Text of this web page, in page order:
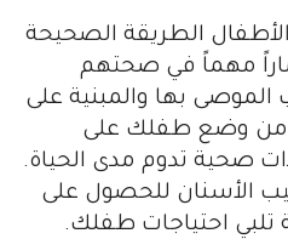
الأطفال الطريقة الصحيحة
مهماً في صحتهم
الموصى بها والمبنية على
وضع طفلك على
صحية تدوم مدى الحياة.
الأسنان للحصول على
احتياجات طفلك.